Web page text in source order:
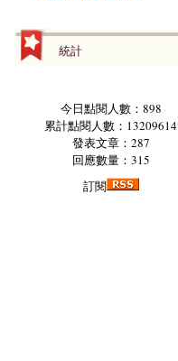
統計
今日點閱人數：898
累計點閱人數：13209614
發表文章：287
回應數量：315
訂閱